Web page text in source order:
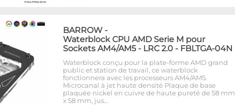
BARROW -
Waterblock CPU AMD Serie M pour
Sockets AM4/AM5 - LRC 2.0 - FBLTGA-04N
Waterblock conçu pour la plate-forme AMD grand
public et station de travail, ce waterblock
fonctionnera avec les processeurs AM4/AM5.
Microcanal à jet haute densité Plaque de base
plaquée nickel en cuivre de haute pureté de 58 mm
x 58 mm, jus…